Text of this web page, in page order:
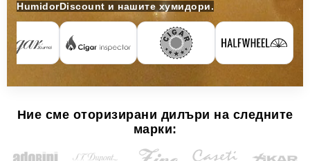
HumidorDiscount и нашите хумидори.
Ние сме оторизирани дилъри на следните
марки: